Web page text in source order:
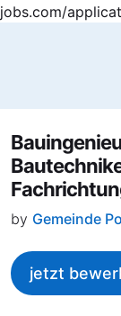
jobs.com/
by Gemeinde
jetzt